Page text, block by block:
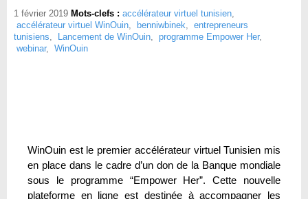
1 février 2019 Mots-clefs : accélérateur virtuel tunisien,
accélérateur virtuel WinOuin, benniwbinek, entrepreneurs
tunisiens, Lancement de WinOuin, programme Empower Her,
webinar, WinOuin
WinOuin est le premier accélérateur virtuel Tunisien mis
en place dans le cadre d’un don de la Banque mondiale
sous le programme “Empower Her”. Cette nouvelle
plateforme en ligne est destinée à accompagner les